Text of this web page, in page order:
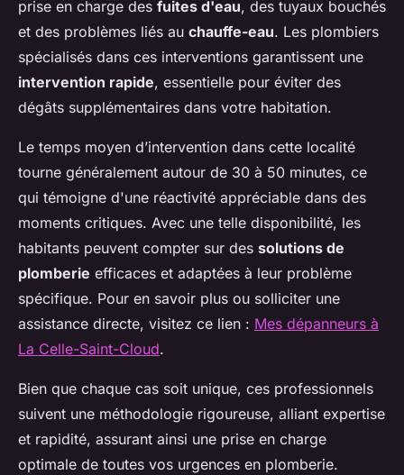
prise en charge des fuites d'eau, des tuyaux bouchés
et des problèmes liés au chauffe-eau. Les plombiers
spécialisés dans ces interventions garantissent une
intervention rapide, essentielle pour éviter des
dégâts supplémentaires dans votre habitation.
Le temps moyen d’intervention dans cette localité
tourne généralement autour de 30 à 50 minutes, ce
qui témoigne d'une réactivité appréciable dans des
moments critiques. Avec une telle disponibilité, les
habitants peuvent compter sur des solutions de
plomberie efficaces et adaptées à leur problème
spécifique. Pour en savoir plus ou solliciter une
assistance directe, visitez ce lien : Mes dépanneurs à
La Celle-Saint-Cloud.
Bien que chaque cas soit unique, ces professionnels
suivent une méthodologie rigoureuse, alliant expertise
et rapidité, assurant ainsi une prise en charge
optimale de toutes vos urgences en plomberie.